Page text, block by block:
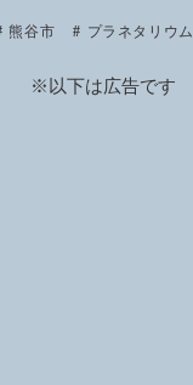
Li
n
熊谷市 プラネタリウム
※以下は広告です